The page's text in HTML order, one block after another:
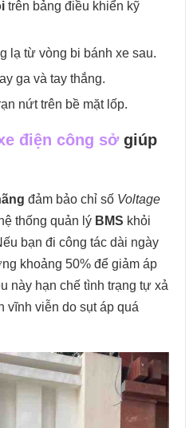
trên bảng điều khiển kỹ
lạ từ vòng bi bánh xe sau.
ga và tay thắng.
nứt trên bề mặt lốp.
điện công sởgiúp
đảm bảo chỉ số Voltage
thống quản lý BMS khỏi
bạn đi công tác dài ngày
khoảng 50% để giảm áp
này hạn chế tình trạng tự xả
vĩnh viễn do sụt áp quá